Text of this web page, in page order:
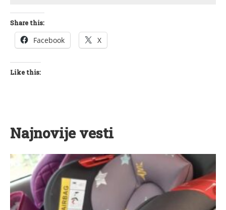
Share this:
Facebook X
Like this:
Najnovije vesti